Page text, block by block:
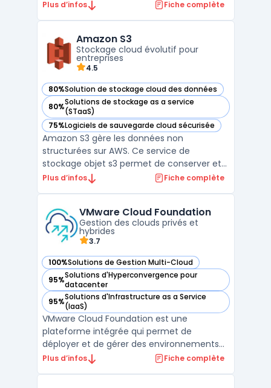
cloud adaptés aux entreprises, allant du
surtout présent en Asie mais continue de
gagner en popularité ...
Plus d’infos Fiche complète
Amazon S3
Stockage cloud évolutif pour
entreprises
4.5
80%Solution de stockage cloud des données
— voir Amazon S3 dans cette catégorie
80%Solutions de stockage as a service
(STaaS)
— voir Amazon S3 dans cette catégorie
75%Logiciels de sauvegarde cloud sécurisée
— voir Amazon S3 dans cette catégorie
Amazon S3 gère les données non
structurées sur AWS. Ce service de
stockage objet s3 permet de conserver et
récupérer tout volume de fichiers. Les
conception garantit une durabilité élevée,
répondant aux besoins infor ...
Plus d’infos Fiche complète
VMware Cloud Foundation
Gestion des clouds privés et
hybrides
3.7
100%Solutions de Gestion Multi-Cloud
— voir VMware Cloud Foundation dans cette catégorie
95%Solutions d'Hyperconvergence pour
datacenter
— voir VMware Cloud Foundation dans cette catégorie
95%Solutions d'Infrastructure as a Service
(IaaS)
— voir VMware Cloud Foundation dans cette catégorie
VMware Cloud Foundation est une
plateforme intégrée qui permet de
déployer et de gérer des environnements
de cloud privé et hybride. Elle offre une
Plus d’infos Fiche complète